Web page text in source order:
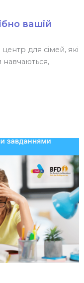
вашій
для сімей, які
навчаються,